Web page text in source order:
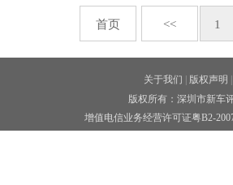
首页 << 1
关于我们 版权声明
版权所有：深圳市新车
增值电信业务经营许可证粤B2-